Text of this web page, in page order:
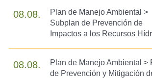
08.08.
Plan de Manejo Ambiental >
Subplan de Prevención de
Impactos a los Recursos
08.08.
Plan de Manejo Ambiental >
de Prevención y Mitigación